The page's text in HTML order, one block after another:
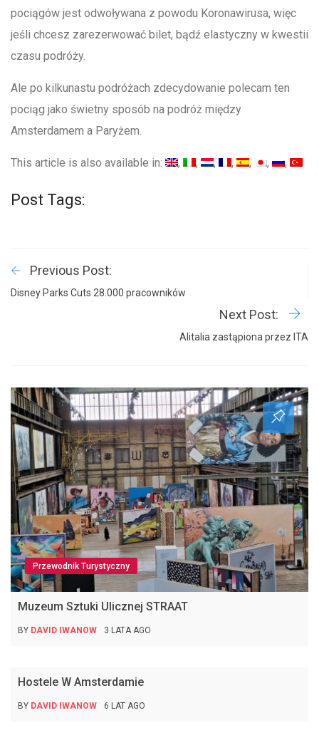
pociągów jest odwoływana z powodu Koronawirusa, więc
jeśli chcesz zarezerwować bilet, bądź elastyczny w kwestii
czasu podróży.
Ale po kilkunastu podróżach zdecydowanie polecam ten
pociąg jako świetny sposób na podróż między
Amsterdamem a Paryżem.
This article is also available in:
Post Tags:
Previous Post:
Disney Parks Cuts 28.000 pracowników
Next Post:
Alitalia zastąpiona przez ITA
Przewodnik Turystyczny
Muzeum Sztuki Ulicznej STRAAT
BY DAVID IWANOW
3 LATA AGO
Hostele W Amsterdamie
BY DAVID IWANOW 6 LAT AGO